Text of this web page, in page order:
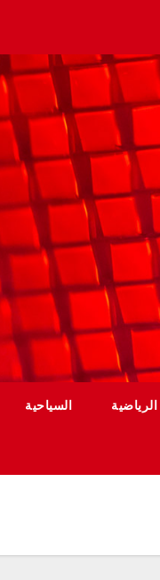
الرياضية السياحية